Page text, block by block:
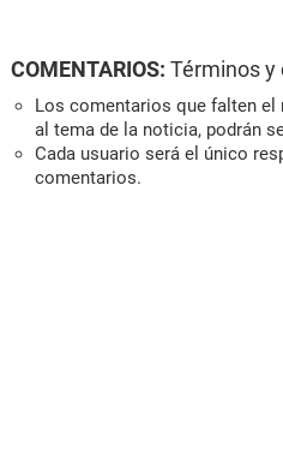
COMENTARIOS: Términos y
Los comentarios que falten el
al tema de la noticia, podrán
Cada usuario será el único
comentarios.